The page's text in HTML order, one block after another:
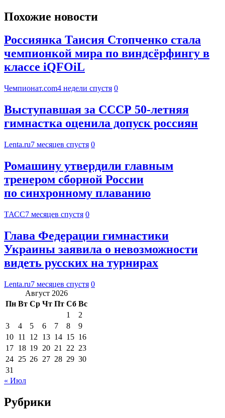
Похожие новости
Россиянка Таисия Стопченко стала
чемпионкой мира по виндсёрфингу в
классе iQFOiL
Чемпионат.com4 недели спустя 0
Выступавшая за СССР 50-летняя
гимнастка оценила допуск россиян
Lenta.ru7 месяцев спустя 0
Ромашину утвердили главным
тренером сборной России
по синхронному плаванию
ТАСС7 месяцев спустя 0
Глава Федерации гимнастики
Украины заявила о невозможности
видеть русских на турнирах
Lenta.ru7 месяцев спустя 0
Август 2026
Пн Вт Ср Чт Пт Сб Вс
1
2
3
4 5 6 7 8
9
10 11 12 13 14 15 16
17 18 19 20 21 22 23
24 25 26 27 28 29 30
31
« Июл
Рубрики